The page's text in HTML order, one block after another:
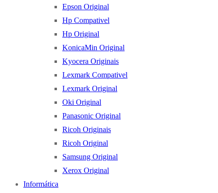
Epson Original
Hp Compativel
Hp Original
KonicaMin Original
Kyocera Originais
Lexmark Compativel
Lexmark Original
Oki Original
Panasonic Original
Ricoh Originais
Ricoh Original
Samsung Original
Xerox Original
Informática